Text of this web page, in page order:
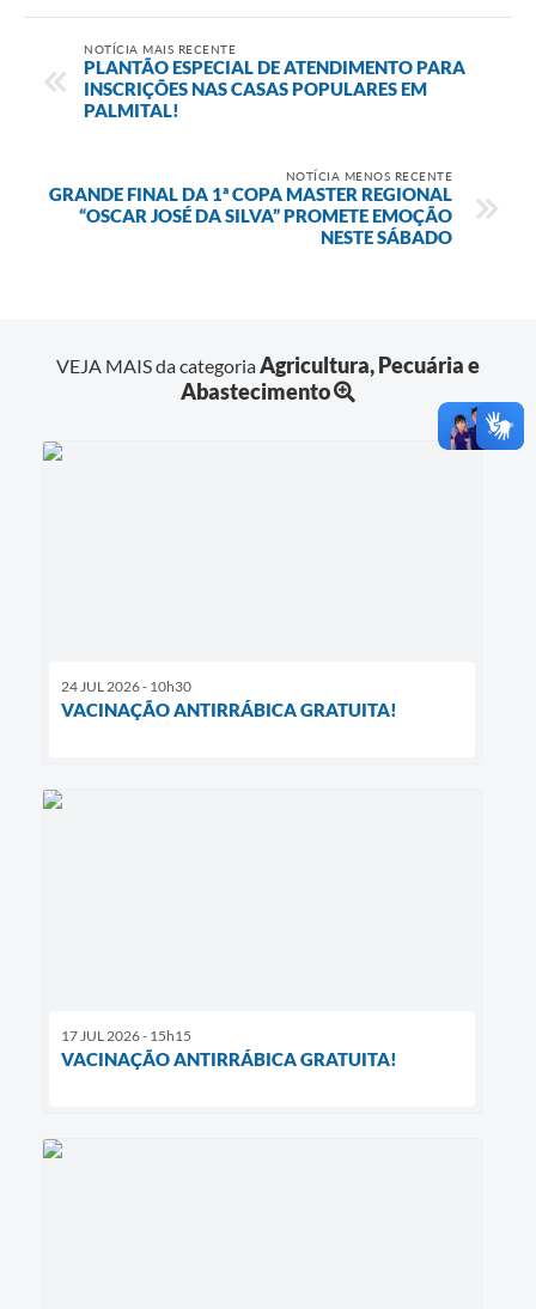
NOTÍCIA MAIS RECENTE
PLANTÃO ESPECIAL DE ATENDIMENTO PARA
INSCRIÇÕES NAS CASAS POPULARES EM
PALMITAL!
NOTÍCIA MENOS RECENTE
GRANDE FINAL DA 1ª COPA MASTER REGIONAL
“OSCAR JOSÉ DA SILVA” PROMETE EMOÇÃO
NESTE SÁBADO
VEJA MAIS da categoriaAgricultura, Pecuária e
Abastecimento
24 JUL 2026 - 10h30
VACINAÇÃO ANTIRRÁBICA GRATUITA!
17 JUL 2026 - 15h15
VACINAÇÃO ANTIRRÁBICA GRATUITA!